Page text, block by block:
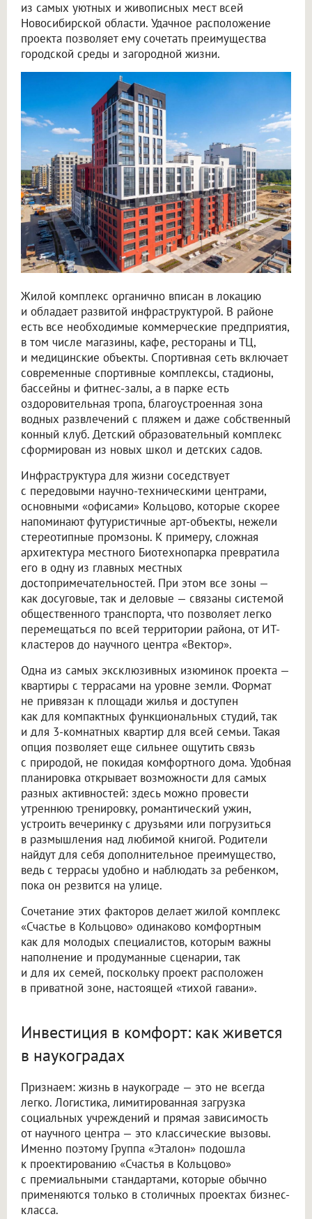
из самых уютных и живописных мест всей
Новосибирской области. Удачное расположение
проекта позволяет ему сочетать преимущества
городской среды и загородной жизни.
Жилой комплекс органично вписан в локацию
и обладает развитой инфраструктурой. В районе
есть все необходимые коммерческие предприятия,
в том числе магазины, кафе, рестораны и ТЦ,
и медицинские объекты. Спортивная сеть включает
современные спортивные комплексы, стадионы,
бассейны и фитнес-залы, а в парке есть
оздоровительная тропа, благоустроенная зона
водных развлечений с пляжем и даже собственный
конный клуб. Детский образовательный комплекс
сформирован из новых школ и детских садов.
Инфраструктура для жизни соседствует
с передовыми научно-техническими центрами,
основными «офисами» Кольцово, которые скорее
напоминают футуристичные арт-объекты, нежели
стереотипные промзоны. К примеру, сложная
архитектура местного Биотехнопарка превратила
его в одну из главных местных
достопримечательностей. При этом все зоны —
как досуговые, так и деловые — связаны системой
общественного транспорта, что позволяет легко
перемещаться по всей территории района, от ИТ-
кластеров до научного центра «Вектор».
Одна из самых эксклюзивных изюминок проекта —
квартиры с террасами на уровне земли. Формат
не привязан к площади жилья и доступен
как для компактных функциональных студий, так
и для 3-комнатных квартир для всей семьи. Такая
опция позволяет еще сильнее ощутить связь
с природой, не покидая комфортного дома. Удобная
планировка открывает возможности для самых
разных активностей: здесь можно провести
утреннюю тренировку, романтический ужин,
устроить вечеринку с друзьями или погрузиться
в размышления над любимой книгой. Родители
найдут для себя дополнительное преимущество,
ведь с террасы удобно и наблюдать за ребенком,
пока он резвится на улице.
Сочетание этих факторов делает жилой комплекс
«Счастье в Кольцово» одинаково комфортным
как для молодых специалистов, которым важны
наполнение и продуманные сценарии, так
и для их семей, поскольку проект расположен
в приватной зоне, настоящей «тихой гавани».
Инвестиция в комфорт: как живется
в наукоградах
Признаем: жизнь в наукограде — это не всегда
легко. Логистика, лимитированная загрузка
социальных учреждений и прямая зависимость
от научного центра — это классические вызовы.
Именно поэтому Группа «Эталон» подошла
к проектированию «Счастья в Кольцово»
с премиальными стандартами, которые обычно
применяются только в столичных проектах бизнес-
класса.